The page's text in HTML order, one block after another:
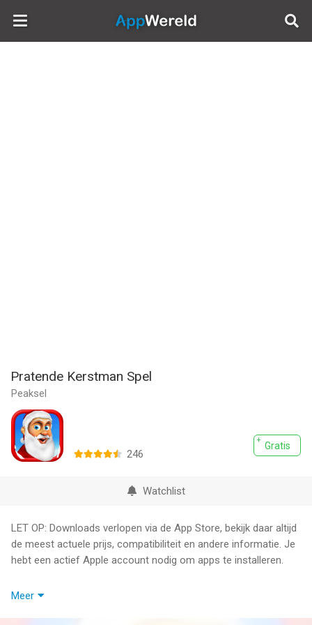
AppWereld
Pratende Kerstman Spel
Peaksel
Gratis
246
Watchlist
LET OP: Downloads verlopen via de App Store, bekijk daar altijd
de meest actuele prijs, compatibiliteit en andere informatie. Je
hebt een actief Apple account nodig om apps te installeren.
Een Kerstbrief schrijven is leuk, maar praten met de Kerstman
Meer